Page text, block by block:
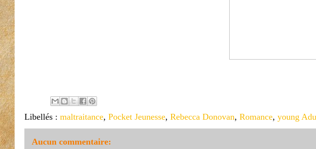
Libellés : maltraitance, Pocket Jeunesse, Rebecca Donovan, Romance, young
Aucun commentaire: